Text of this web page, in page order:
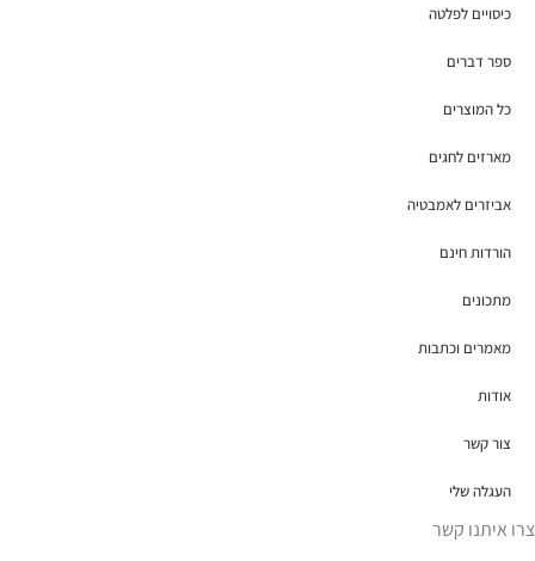
כיסויים לפלטה
ספר דברים
כל המוצרים
מארזים לחגים
אביזרים לאמבטיה
הורדות חינם
מתכונים
מאמרים וכתבות
אודות
צור קשר
העגלה שלי
צרו איתנו קשר